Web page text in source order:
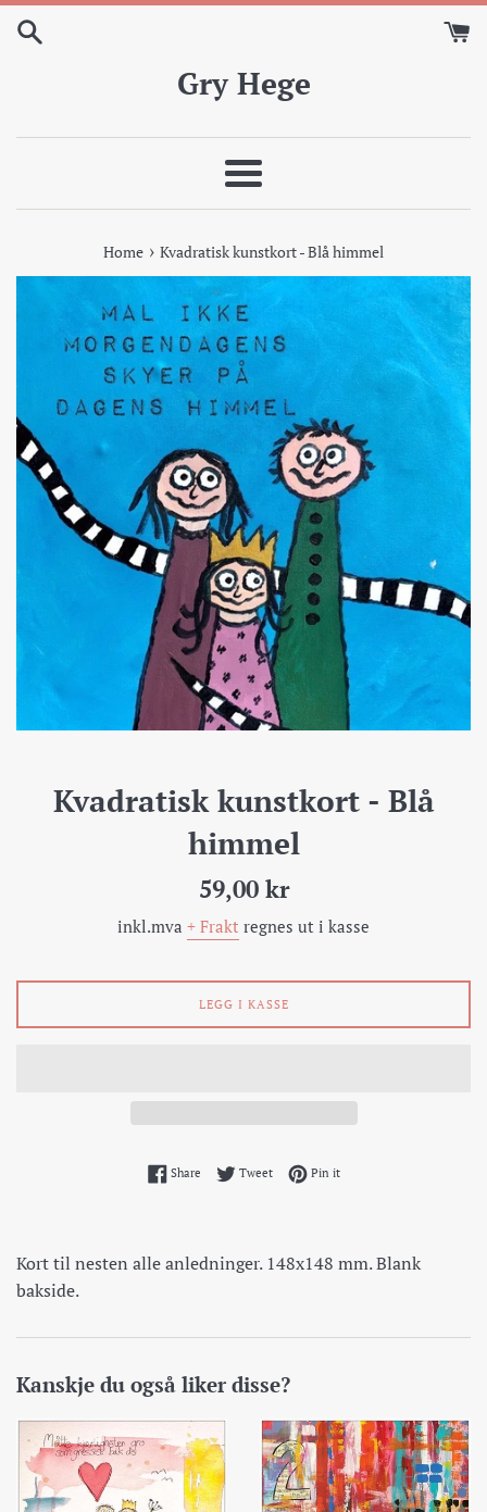
Skip
Gry Hege
Meny
Home › Kvadratisk kunstkort - Blå himmel
Kvadratisk kunstkort - Blå
himmel
Pris
59,00 kr
inkl.mva + Frakt regnes ut i kasse
LEGG I KASSE
ShareShare on Facebook
TweetTweet on Twitter
Pin itPin on Pinterest
Kort til nesten alle anledninger. 148x148 mm. Blank
bakside.
Kanskje du også liker disse?